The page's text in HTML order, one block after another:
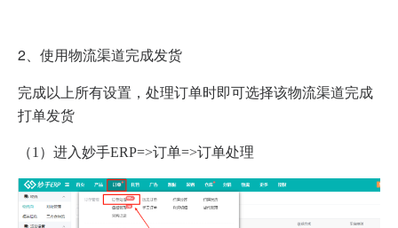
2、使用物流渠道完成发货
完成以上所有设置，处理订单时即可选择该物流渠道完成
打单发货
（1）进入妙手ERP=>订单=>订单处理